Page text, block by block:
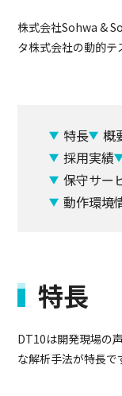
株式会社Sohwa &
タ株式会社の動的
特長 概
採用実績
保守サー
動作環境
特長
DT10は開発現場の
な解析手法が特長で